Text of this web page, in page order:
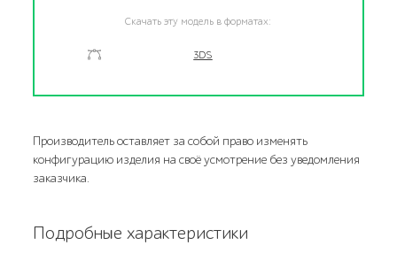
Скачать эту модель в форматах:
3DS
Производитель оставляет за собой право изменять
конфигурацию изделия на своё усмотрение без уведомления
заказчика.
Подробные характеристики